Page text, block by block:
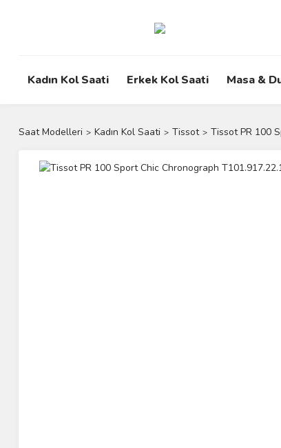
Kadın Kol Saati Erkek Kol Saati Masa &
Saat Modelleri Kadın Kol Saati Tissot Tissot PR 100